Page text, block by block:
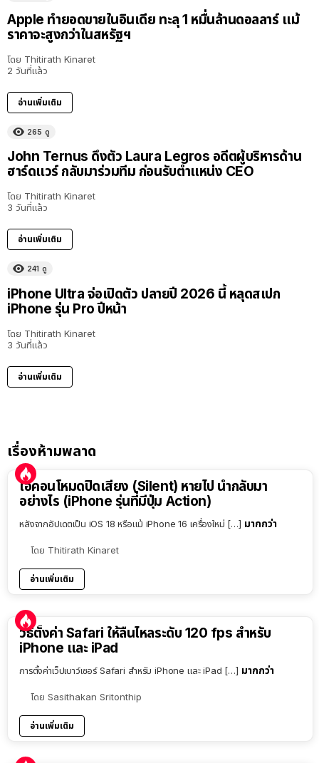
Apple ทำยอดขายในอินเดีย ทะลุ 1 หมื่นล้านดอลลาร์ แม้
ราคาจะสูงกว่าในสหรัฐฯ
โดย Thitirath Kinaret
2 วันที่แล้ว
อ่านเพิ่มเติม
265 ดู
John Ternus ดึงตัว Laura Legros อดีตผู้บริหารด้าน
ฮาร์ดแวร์ กลับมาร่วมทีม ก่อนรับตำแหน่ง CEO
โดย Thitirath Kinaret
3 วันที่แล้ว
อ่านเพิ่มเติม
241 ดู
iPhone Ultra จ่อเปิดตัว ปลายปี 2026 นี้ หลุดสเปก
iPhone รุ่น Pro ปีหน้า
โดย Thitirath Kinaret
3 วันที่แล้ว
อ่านเพิ่มเติม
เรื่องห้ามพลาด
ไอคอนโหมดปิดเสียง (Silent) หายไป นำกลับมา
อย่างไร (iPhone รุ่นที่มีปุ่ม Action)
หลังจากอัปเดตเป็น iOS 18 หรือแม้ iPhone 16 เครื่องใหม่ […] มากกว่า
โดย Thitirath Kinaret
อ่านเพิ่มเติม
วิธีตั้งค่า Safari ให้ลื่นไหลระดับ 120 fps สำหรับ
iPhone และ iPad
การตั้งค่าเว็ปเบาว์เซอร์ Safari สำหรับ iPhone และ iPad […] มากกว่า
โดย Sasithakan Sritonthip
อ่านเพิ่มเติม